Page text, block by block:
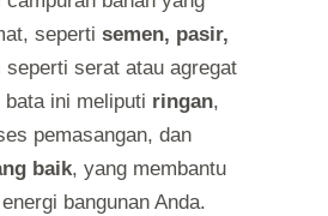
seperti semen, pasir,
seperti serat atau agregat
ini meliputi ringan,
pemasangan, dan
baik, yang membantu
bangunan Anda.